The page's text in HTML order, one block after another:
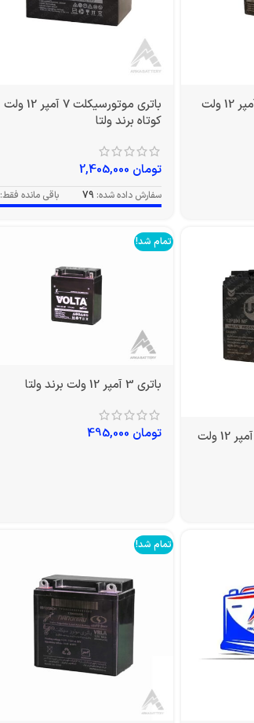
باتری موتورسیکلت ۵ آمپر 12 ولت
باتری موتورسیکلت 7 آمپر 12 ولت
کوتاه برند ولتا
تومان
سفارش داده شده: 79 باقی مانده فقط:
باتری موتورسیکلت 20 آمپر 12 ولت
تمام شد!
باتری 3 آمپر 12 ولت برند ولتا
تومان
تمام شد!